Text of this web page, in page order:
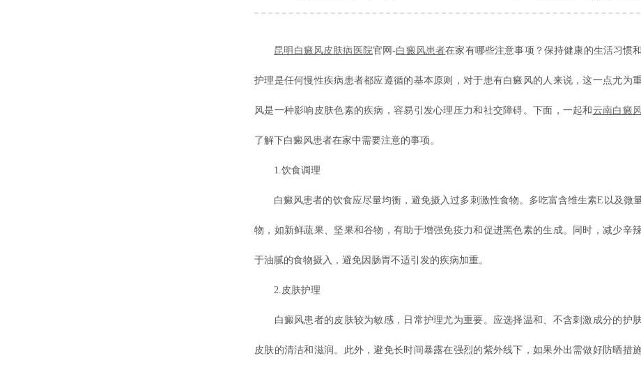
昆明白癜风皮肤病医院官网-白癜风患者在家有哪些注意事项？保持健康的生活习惯
护理是任何慢性疾病患者都应遵循的基本原则，对于患有白癜风的人来说，这一点尤为
风是一种影响皮肤色素的疾病，容易引发心理压力和社交障碍。下面，一起和 云南白癜
了解下白癜风患者在家中需要注意的事项。
1.饮食调理
白癜风患者的饮食应尽量均衡，避免摄入过多刺激性食物。多吃富含维生素E以及微
物，如新鲜蔬果、坚果和谷物，有助于增强免疫力和促进黑色素的生成。同时，减少辛
于油腻的食物摄入，避免因肠胃不适引发的疾病加重。
2.皮肤护理
白癜风患者的皮肤较为敏感，日常护理尤为重要。应选择温和、不含刺激成分的护
皮肤的清洁和滋润。此外，避免长时间暴露在强烈的紫外线下，如果外出需做好防晒措